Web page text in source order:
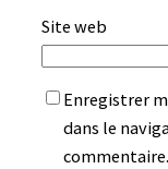
Site web
Enregistrer
dans le
commentaire.